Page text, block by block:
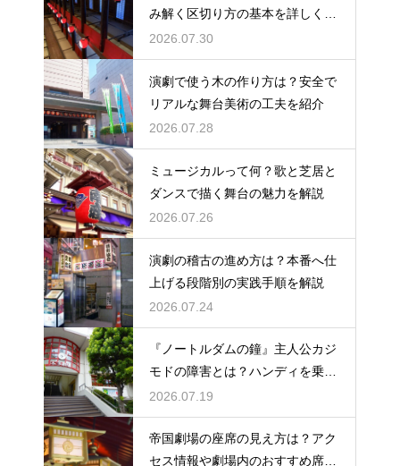
み解く区切り方の基本を詳しく解
説
2026.07.30
演劇で使う木の作り方は？安全で
リアルな舞台美術の工夫を紹介
2026.07.28
ミュージカルって何？歌と芝居と
ダンスで描く舞台の魅力を解説
2026.07.26
演劇の稽古の進め方は？本番へ仕
上げる段階別の実践手順を解説
2026.07.24
『ノートルダムの鐘』主人公カジ
モドの障害とは？ハンディを乗り
越える姿に感動
2026.07.19
帝国劇場の座席の見え方は？アク
セス情報や劇場内のおすすめ席を